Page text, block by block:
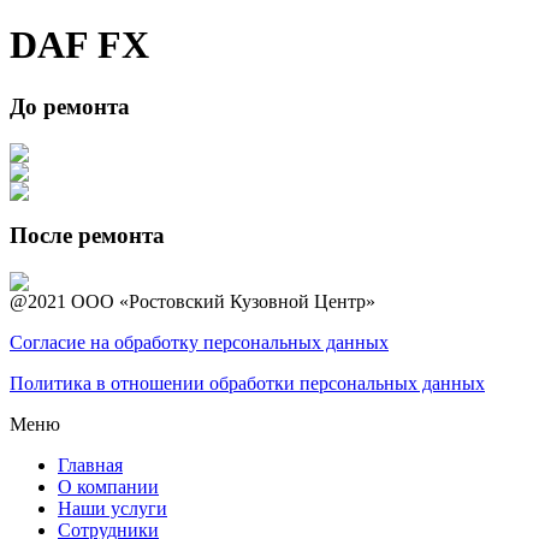
DAF FX
До ремонта
После ремонта
@2021 ООО «Ростовский Кузовной Центр»
Согласие на обработку персональных данных
Политика в отношении обработки персональных данных
Меню
Главная
О компании
Наши услуги
Сотрудники